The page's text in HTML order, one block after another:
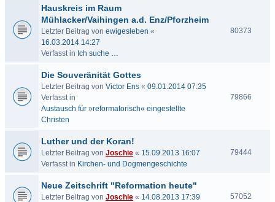
Hauskreis im Raum
Mühlacker/Vaihingen a.d. Enz/Pforzheim
Letzter Beitrag von ewigesleben «
16.03.2014 14:27
Verfasst in Ich suche …
80373
Die Souveränität Gottes
Letzter Beitrag von Victor Ens « 09.01.2014 07:35
Verfasst in
Austausch für »reformatorisch« eingestellte
Christen
79866
Luther und der Koran!
Letzter Beitrag von Joschie « 15.09.2013 16:07
Verfasst in Kirchen- und Dogmengeschichte
79444
Neue Zeitschrift "Reformation heute"
Letzter Beitrag von Joschie « 14.08.2013 17:39
57052